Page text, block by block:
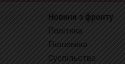
Новини з фронту
Політика
Економіка
Суспільство